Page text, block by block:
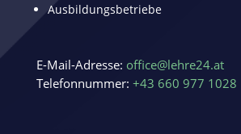
Ausbildungsbetriebe
E-Mail-Adresse: office@lehre24.at
Telefonnummer: +43 660 977 1028